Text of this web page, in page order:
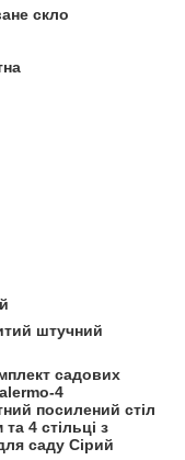
скло
штучний
садових
4
посилений стіл
4 стільці з
саду Сірий